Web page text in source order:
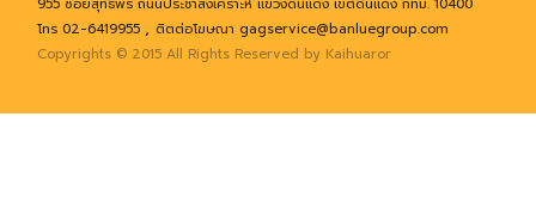
955 ซอยสุทธิพร ถนนประชาสงเคราะห์ แขวงดินแดง เขตดินแดง กทม. 10400
โทร 02-6419955 , ติตต่อโฆษณา gagservice@banluegroup.com
Copyrights © 2015 All Rights Reserved by Kaihuaror